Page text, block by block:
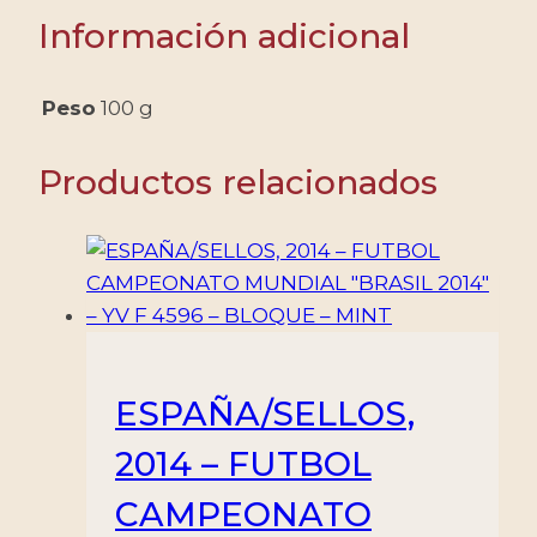
AUSTRIA
IV
HUNGRIA
-
49/68
DENTAR
cantidad
Información adicional
Peso 100 g
Productos relacionados
ESPAÑA/SELLOS,
2014 – FUTBOL
CAMPEONATO